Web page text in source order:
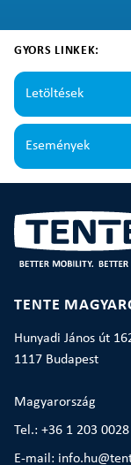
GYORS LINKEK:
Letöltések
Események
TENTE
Hunyadi János út
1117 Budapest
Magyarország
Tel.: +36 1 203 0028
E-mail: